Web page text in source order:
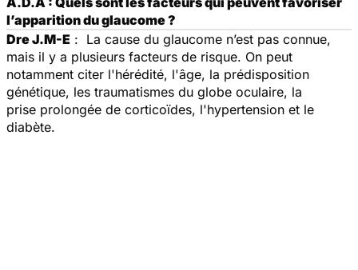
l’apparition du glaucome ?
Dre J.M-E : La cause du glaucome n’est pas connue,
mais il y a plusieurs facteurs de risque. On peut
notamment citer l'hérédité, l'âge, la prédisposition
génétique, les traumatismes du globe oculaire, la
prise prolongée de corticoïdes, l'hypertension et le
diabète.